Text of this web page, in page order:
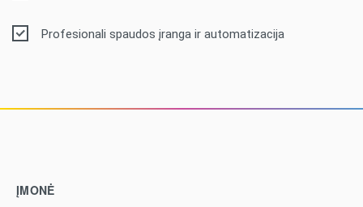
Profesionali spaudos įranga ir automatizacija
ĮMONĖ